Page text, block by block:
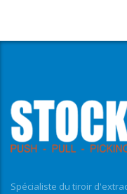
Spécialiste du tiroir